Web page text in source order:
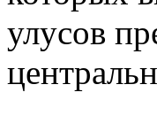
улусов